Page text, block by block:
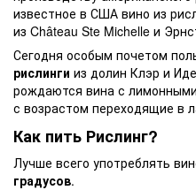
известное в США вино из
из Château Ste Michelle и
Сегодня особым почетом
рислинги из долин Клэр и
рождаются вина с
с возрастом переходящие в
Как пить Рислинг?
Лучше всего употреблять
градусов.